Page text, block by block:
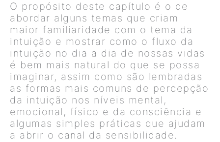
O propósito deste capítulo é o de
abordar alguns temas que criam
maior familiaridade com o tema da
intuição e mostrar como o fluxo da
intuição no dia a dia de nossas vidas
é bem mais natural do que se possa
imaginar, assim como são lembradas
as formas mais comuns de percepção
da intuição nos níveis mental,
emocional, físico e da consciência e
algumas simples práticas que ajudam
a abrir o canal da sensibilidade.